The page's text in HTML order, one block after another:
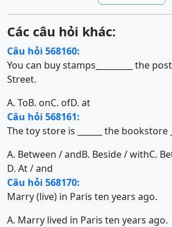
Các câu hỏi khác:
Câu hỏi 568160:
You can buy stamps_________ the
Street.
A. ToB. onC. ofD. at
Câu hỏi 568161:
The toy store is ______ the bookstore
A. Between / andB. Beside / withC.
D. At / and
Câu hỏi 568170:
Marry (live) in Paris ten years ago.
A. Marry lived in Paris ten years ago.